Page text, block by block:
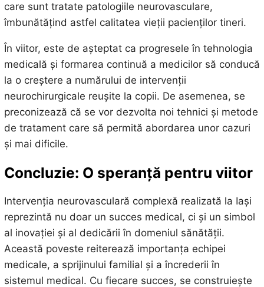
care sunt tratate patologiile neurovasculare,
îmbunătățind astfel calitatea vieții pacienților tineri.
În viitor, este de așteptat ca progresele în tehnologia
medicală și formarea continuă a medicilor să conducă
la o creștere a numărului de intervenții
neurochirurgicale reușite la copii. De asemenea, se
preconizează că se vor dezvolta noi tehnici și metode
de tratament care să permită abordarea unor cazuri
și mai dificile.
Concluzie: O speranță pentru viitor
Intervenția neurovasculară complexă realizată la Iași
reprezintă nu doar un succes medical, ci și un simbol
al inovației și al dedicării în domeniul sănătății.
Această poveste reiterează importanța echipei
medicale, a sprijinului familial și a încrederii în
sistemul medical. Cu fiecare succes, se construiește